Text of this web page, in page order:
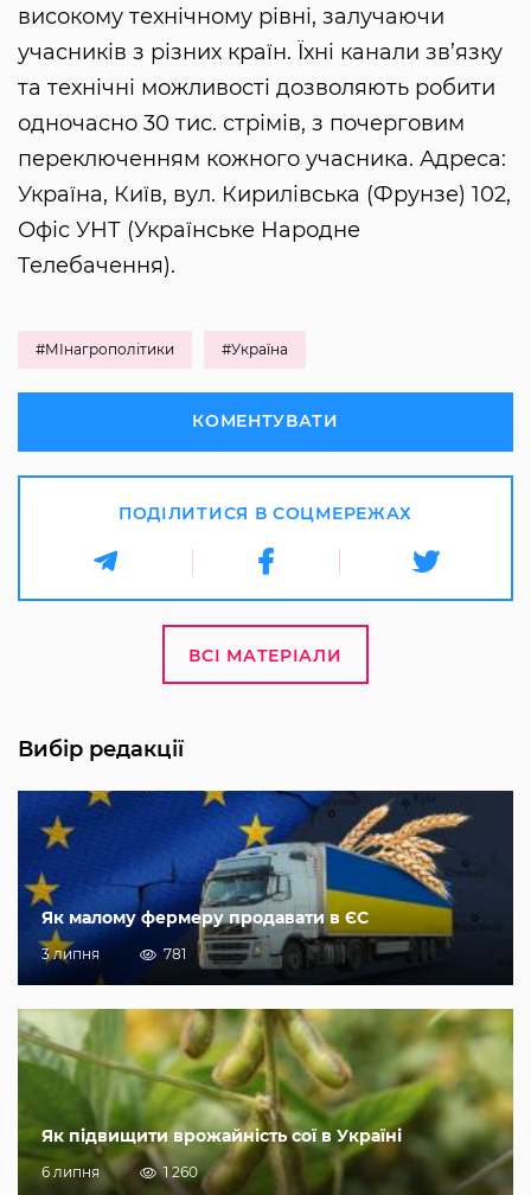
високому технічному рівні, залучаючи
учасників з різних країн. Їхні канали зв’язку
та технічні можливості дозволяють робити
одночасно 30 тис. стрімів, з почерговим
переключенням кожного учасника. Адреса:
Україна, Київ, вул. Кирилівська (Фрунзе) 102,
Офіс УНТ (Українське Народне
Телебачення).
#МІнагрополітики #Україна
КОМЕНТУВАТИ
ПОДІЛИТИСЯ В СОЦМЕРЕЖАХ
ВСІ МАТЕРІАЛИ
Вибір редакції
Як малому фермеру продавати в ЄС
3 липня 781
Як підвищити врожайність сої в Україні
6 липня 1 260